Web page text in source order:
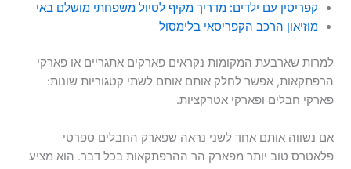
קפריסין עם ילדים: מדריך מקיף לטיול משפחתי מושלם באי
מוזיאון הרכב הקפריסאי בלימסול
למרות שארבעת המקומות נקראים פארקים אתגריים או פארקי
הרפתקאות, אפשר לחלק אותם אותם לשתי קטגוריות שונות:
פארקי חבלים ופארקי אטרקציות.
אם נשווה אותם אחד לשני נראה שפארק החבלים ספרטי
פלאטרס טוב יותר מפארק הר ההרפתקאות בכל דבר. הוא מציע